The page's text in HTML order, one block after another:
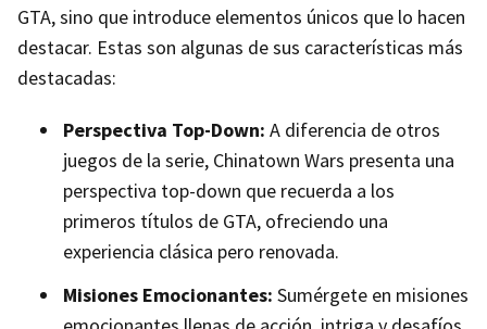
GTA, sino que introduce elementos únicos que lo hacen
destacar. Estas son algunas de sus características más
destacadas:
Perspectiva Top-Down: A diferencia de otros
juegos de la serie, Chinatown Wars presenta una
perspectiva top-down que recuerda a los
primeros títulos de GTA, ofreciendo una
experiencia clásica pero renovada.
Misiones Emocionantes: Sumérgete en misiones